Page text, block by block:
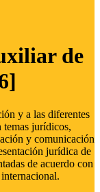
de
y a las diferentes
temas jurídicos,
y comunicación
jurídica de
de acuerdo con